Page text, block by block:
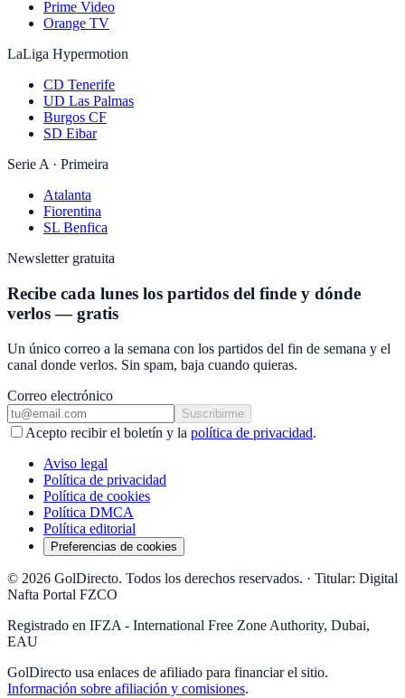
Prime Video
Orange TV
LaLiga Hypermotion
CD Tenerife
UD Las Palmas
Burgos CF
SD Eibar
Serie A · Primeira
Atalanta
Fiorentina
SL Benfica
Newsletter gratuita
Recibe cada lunes los partidos del finde y dónde
verlos — gratis
Un único correo a la semana con los partidos del fin de semana y el
canal donde verlos. Sin spam, baja cuando quieras.
Correo electrónico
Suscribirme
Acepto recibir el boletín y la política de privacidad.
Aviso legal
Política de privacidad
Política de cookies
Política DMCA
Política editorial
Preferencias de cookies
© 2026 GolDirecto. Todos los derechos reservados. · Titular: Digital
Nafta Portal FZCO
Registrado en IFZA - International Free Zone Authority, Dubai,
EAU
GolDirecto usa enlaces de afiliado para financiar el sitio.
Información sobre afiliación y comisiones.